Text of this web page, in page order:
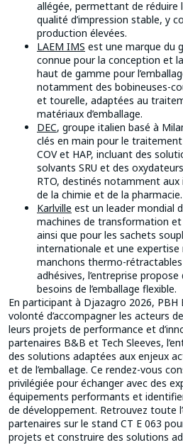
allégée, permettant de réduire
qualité d’impression stable, y
production élevées.
LAEM IMS est une marque du
connue pour la conception et
haut de gamme pour
notamment des bobineuses-
et tourelle, adaptées au
matériaux d’emballage.
DEC, groupe italien basé à
clés en main pour le
COV et HAP, incluant des
solvants SRU et des
RTO, destinés notamment aux
de la chimie et de la pharmacie.
Karlville est un leader mondial
machines de transformation et
ainsi que pour les sachets
internationale et une expertise
manchons thermo-
adhésives, l’entreprise
besoins de l’emballage flexible.
En participant à Djazagro 2026, PBH
volonté d’accompagner les acteurs
leurs projets de performance et
partenaires B&B et Tech Sleeves,
des solutions adaptées aux enjeux
et de l’emballage. Ce rendez-vous
privilégiée pour échanger avec des
équipements performants et
de développement. Retrouvez toute
partenaires sur le stand CT E 063
projets et construire des solutions